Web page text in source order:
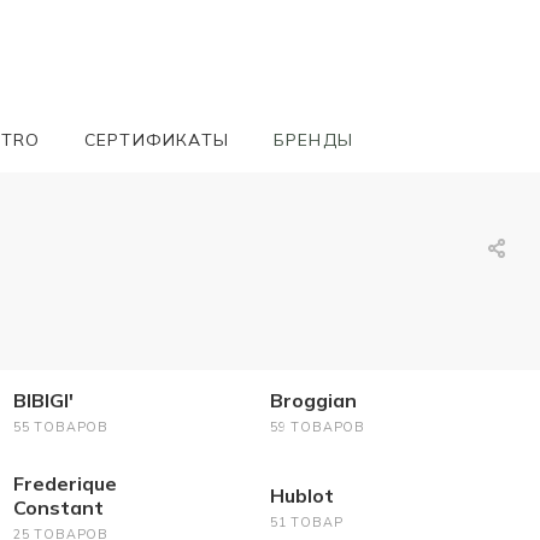
СЕРТИФИКАТЫ БРЕНДЫ
BIBIGI'
55 ТОВАРОВ
Broggian
59 ТОВАРОВ
Frederique
Constant
25 ТОВАРОВ
Hublot
51 ТОВАР